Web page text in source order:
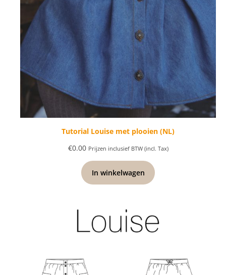
Tutorial Louise met plooien (NL)
€0.00 Prijzen inclusief BTW (incl. Tax)
In winkelwagen